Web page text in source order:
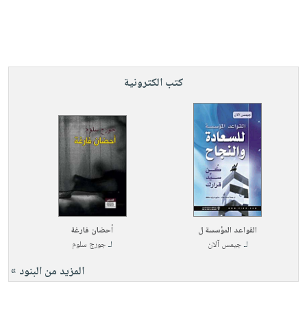
كتب الكترونية
القواعد المؤسسة ل
لـجيمس آلان
أحضان فارغة
لـجورج سلوم
المزيد من البنود »